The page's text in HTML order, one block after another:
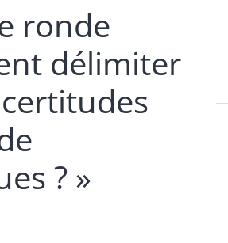
ronde
délimiter
? »